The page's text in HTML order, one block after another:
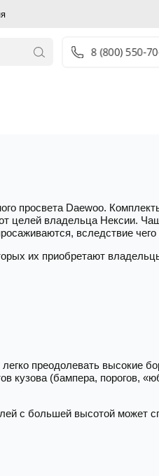
8 (800) 550-
просвета Daewoo.
целей владельца Нексии.
вследствие
их приобретают
преодолевать высокие
кузова (бампера, порогов,
с большей высотой может